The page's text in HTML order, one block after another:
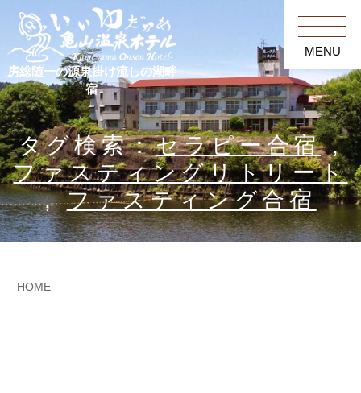
房総随一の源泉掛け流しの湖畔
宿
MENU
タグ検索：セラピー合宿,
ファスティングリトリート
,ファスティング合宿
HOME